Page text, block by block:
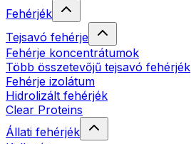
Fehérjék
Tejsavó fehérje
Fehérje koncentrátumok
Több összetevőjű tejsavó fehérjék
Fehérje izolátum
Hidrolizált fehérjék
Clear Proteins
Állati fehérjék